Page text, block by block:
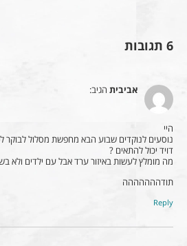
6 תגובות
אביבית הגיב:
היי
נוסעים לנוקדים שבוע הבא מחפשת מסלול
דויד יכול להתאים ?
מה מומלץ לעשות באיזור ערד אבל עם ילדים ולא
תודההההההה
Reply